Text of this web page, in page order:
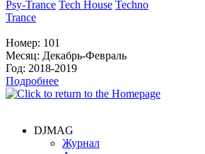
Psy-Trance Tech House Techno
Trance
Номер: 101
Месяц: Декабрь-Февраль
Год: 2018-2019
Подробнее
DJMAG
Журнал